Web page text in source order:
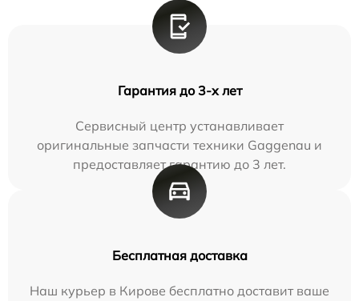
Гарантия до 3-х лет
Сервисный центр устанавливает
оригинальные запчасти техники Gaggenau и
предоставляет гарантию до 3 лет.
Бесплатная доставка
Наш курьер в Кирове бесплатно доставит ваше